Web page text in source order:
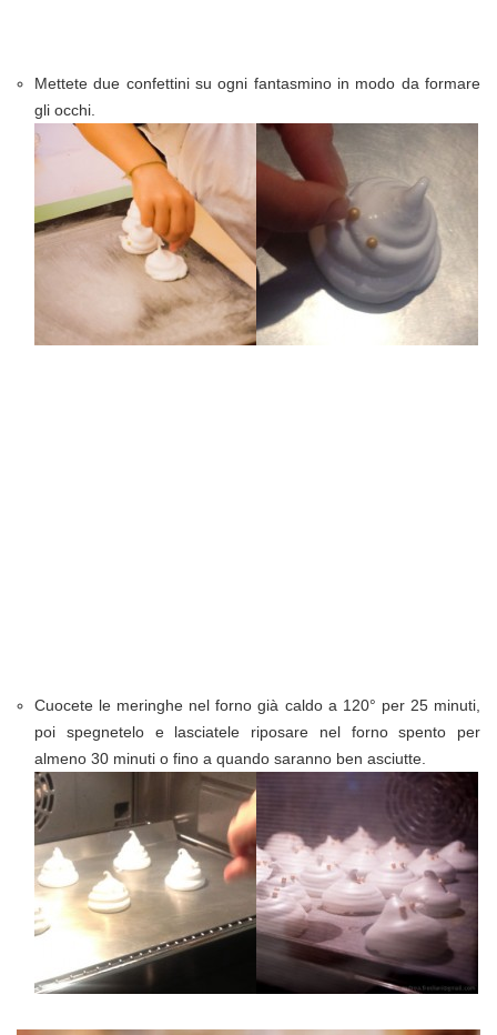
Mettete due confettini su ogni fantasmino in modo da formare
gli occhi.
Cuocete le meringhe nel forno già caldo a 120° per 25 minuti,
poi spegnetelo e lasciatele riposare nel forno spento per
almeno 30 minuti o fino a quando saranno ben asciutte.